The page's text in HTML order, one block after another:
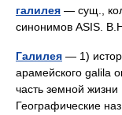
галилея — сущ.,
синонимов ASIS.
Галилея — 1)
арамейского galila
часть земной
Географические